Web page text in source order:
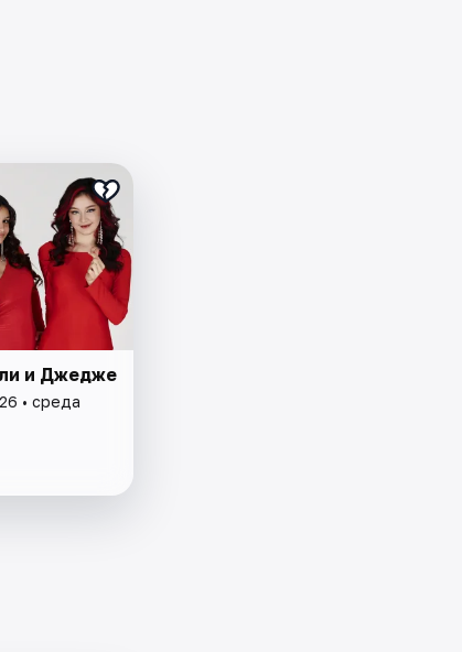
и Джедже
• среда